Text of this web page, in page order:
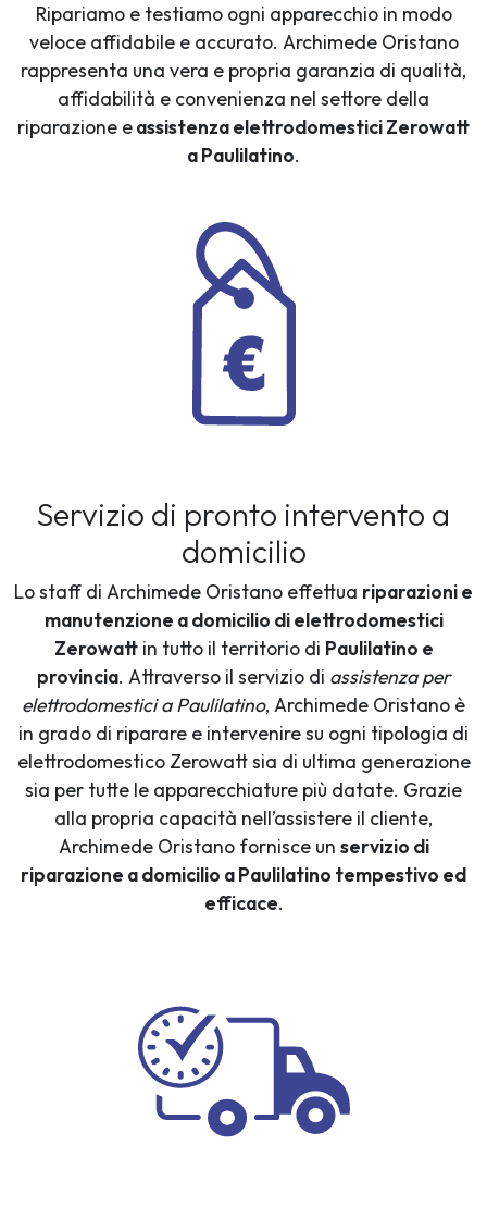
Ripariamo e testiamo ogni apparecchio in modo
veloce affidabile e accurato. Archimede Oristano
rappresenta una vera e propria garanzia di qualità,
affidabilità e convenienza nel settore della
riparazione eassistenza elettrodomestici Zerowatt
a Paulilatino.
Servizio di pronto intervento a
domicilio
Lo staff di Archimede Oristano effettua riparazioni e
manutenzione a domicilio di elettrodomestici
Zerowattin tutto il territorio di Paulilatino e
provincia. Attraverso il servizio di assistenza per
elettrodomestici a Paulilatino, Archimede Oristano è
in grado di riparare e intervenire su ogni tipologia di
elettrodomestico Zerowatt sia di ultima generazione
sia per tutte le apparecchiature più datate. Grazie
alla propria capacità nell’assistere il cliente,
Archimede Oristano fornisce un servizio di
riparazione a domicilio a Paulilatino tempestivo ed
efficace.